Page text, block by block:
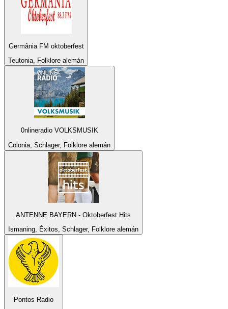
Germânia FM oktoberfest
Teutonia, Folklore alemán
0nlineradio VOLKSMUSIK
Colonia, Schlager, Folklore alemán
ANTENNE BAYERN - Oktoberfest Hits
Ismaning, Éxitos, Schlager, Folklore alemán
Pontos Radio